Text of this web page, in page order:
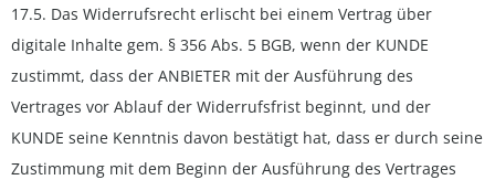
17.5. Das Widerrufsrecht erlischt bei einem Vertrag über
digitale Inhalte gem. § 356 Abs. 5 BGB, wenn der KUNDE
zustimmt, dass der ANBIETER mit der Ausführung des
Vertrages vor Ablauf der Widerrufsfrist beginnt, und der
KUNDE seine Kenntnis davon bestätigt hat, dass er durch seine
Zustimmung mit dem Beginn der Ausführung des Vertrages